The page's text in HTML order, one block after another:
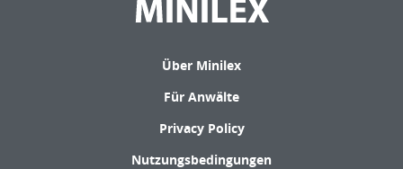
Über Minilex
Für Anwälte
Privacy Policy
Nutzungsbedingungen